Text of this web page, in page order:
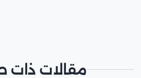
مقالات ذات